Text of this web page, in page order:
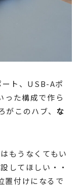
ト、USB-Aポ
た構成で作ら
がこのハブ、な
もうなくてもい
してほしい・・
置付けになるで